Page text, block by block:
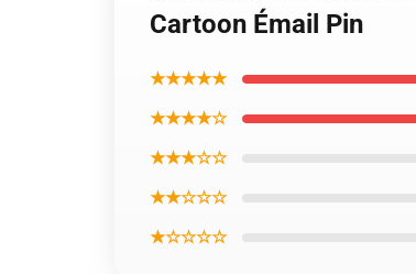
Cartoon Émail Pin
★★★★★
★★★★☆
★★★☆☆
★★☆☆☆
★☆☆☆☆